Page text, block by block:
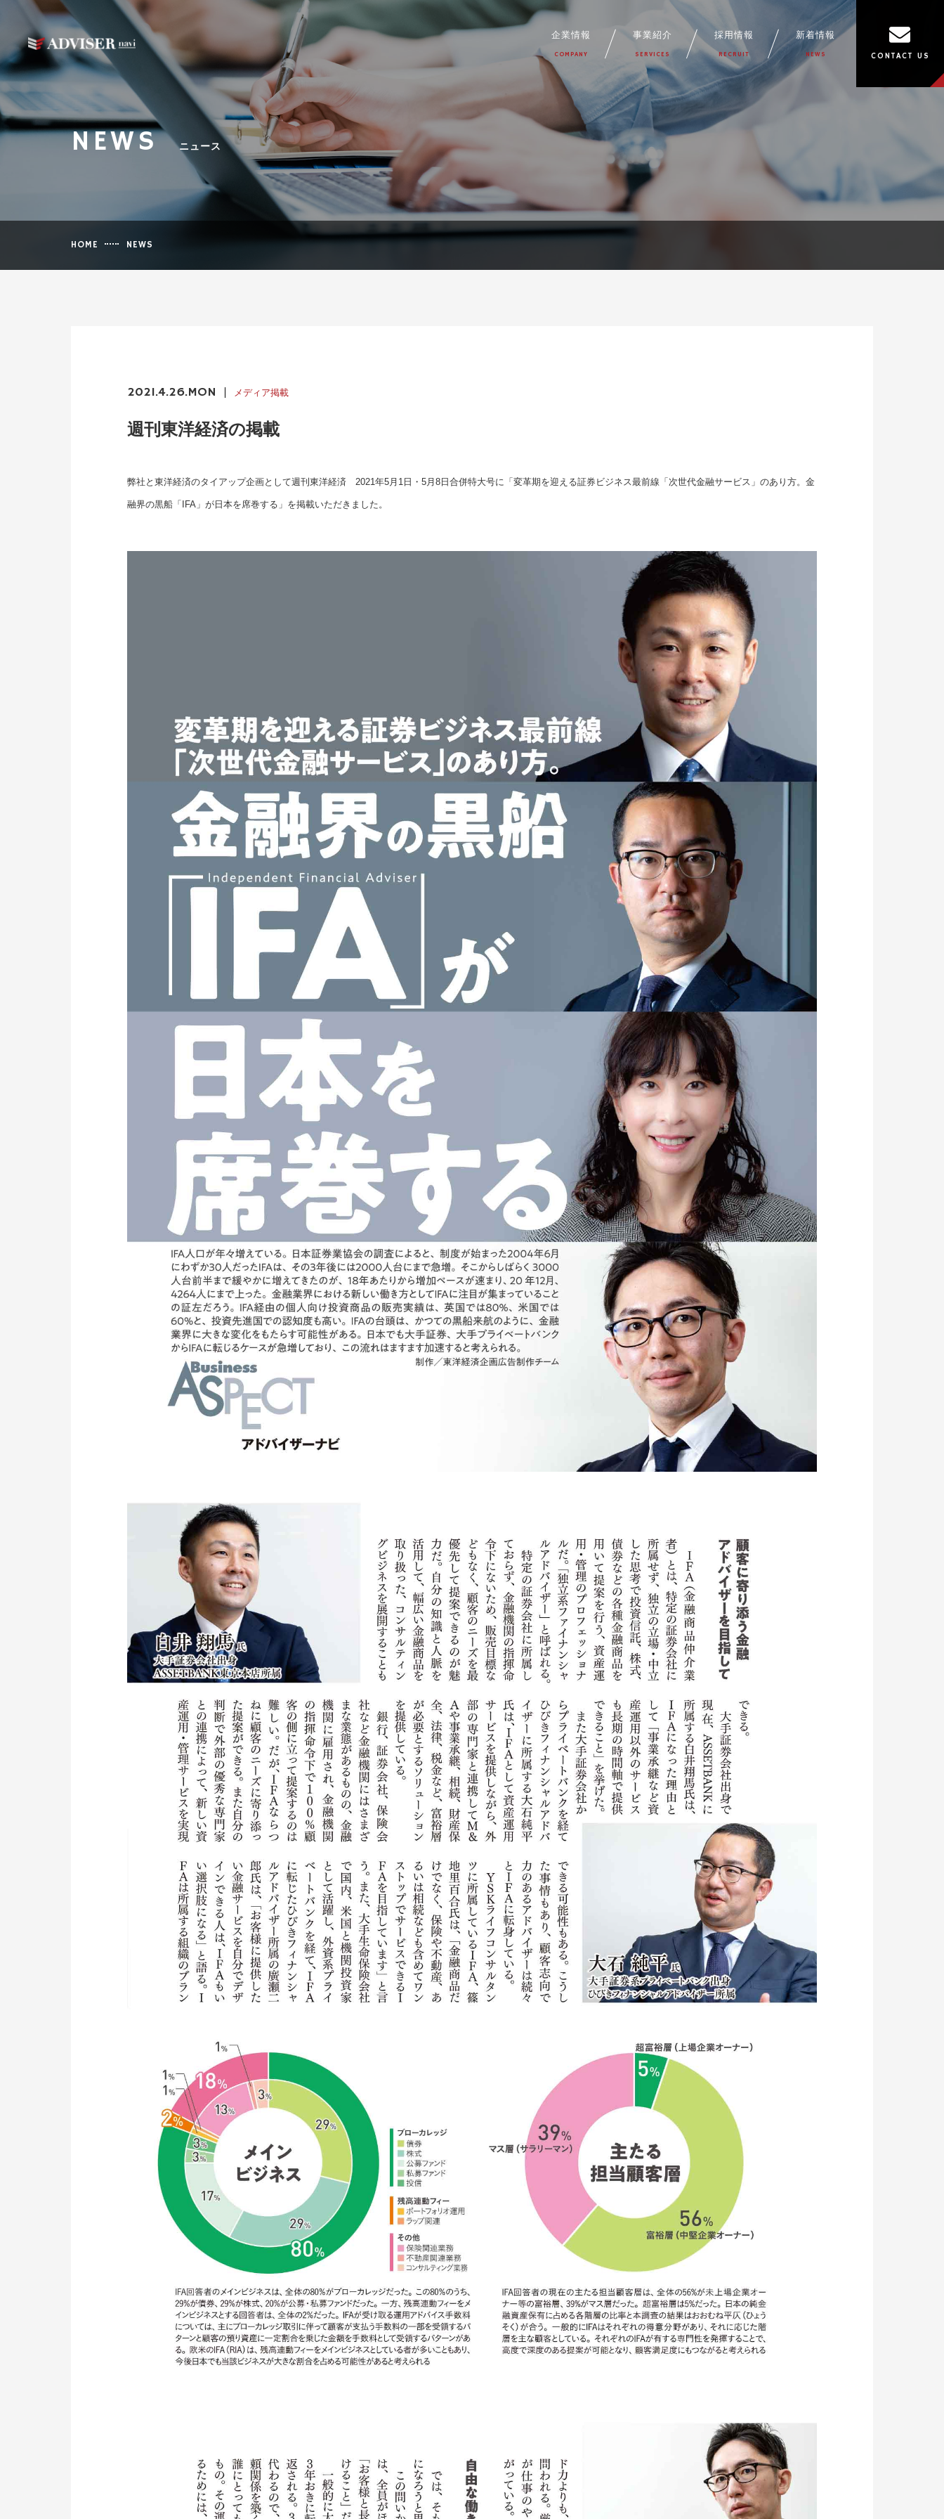
企業情報
COMPANY
事業紹介
SERVICES
採用情報
RECRUIT
新着情報
NEWS CONTACT US
NEWS ニュース
HOME NEWS
2021.4.26.MON メディア掲載
週刊東洋経済の掲載
弊社と東洋経済のタイアップ企画として週刊東洋経済 2021年5月1日・5月8日合併特大号に「変革期を迎える証券ビジネス最前線「次世代金融サービス」のあり方。金
融界の黒船「IFA」が日本を席巻する」を掲載いただきました。